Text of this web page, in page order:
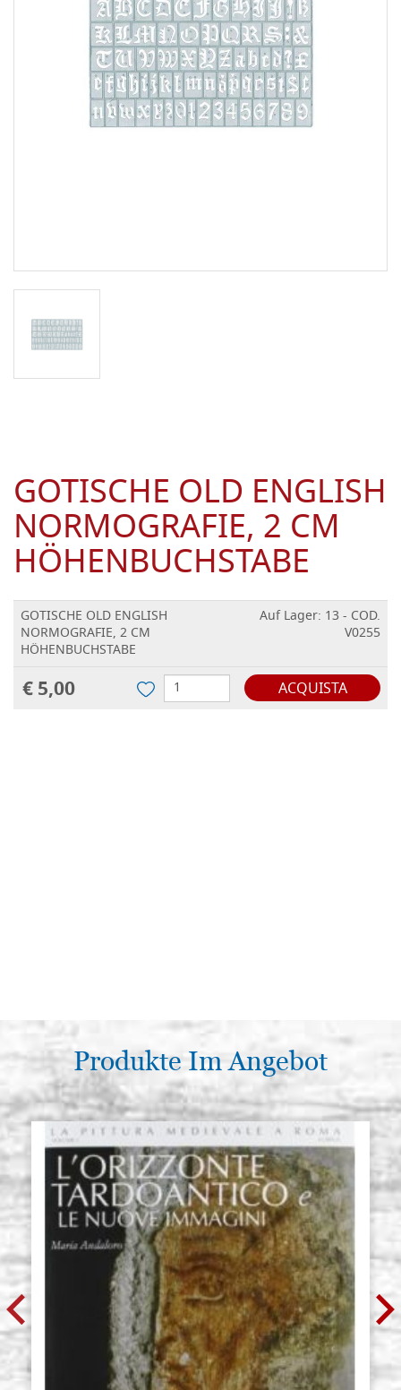
GOTISCHE OLD ENGLISH
NORMOGRAFIE, 2 CM
HÖHENBUCHSTABE
GOTISCHE OLD ENGLISH
NORMOGRAFIE, 2 CM
HÖHENBUCHSTABE
Auf Lager: 13 - COD.
V0255
€ 5,00 ACQUISTA
Produkte Im Angebot